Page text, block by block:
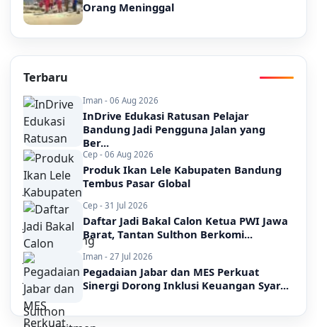
Orang Meninggal
Terbaru
Iman - 06 Aug 2026
InDrive Edukasi Ratusan Pelajar
Bandung Jadi Pengguna Jalan yang
Ber...
Cep - 06 Aug 2026
Produk Ikan Lele Kabupaten Bandung
Tembus Pasar Global
Cep - 31 Jul 2026
Daftar Jadi Bakal Calon Ketua PWI Jawa
Barat, Tantan Sulthon Berkomi...
Iman - 27 Jul 2026
Pegadaian Jabar dan MES Perkuat
Sinergi Dorong Inklusi Keuangan Syar...